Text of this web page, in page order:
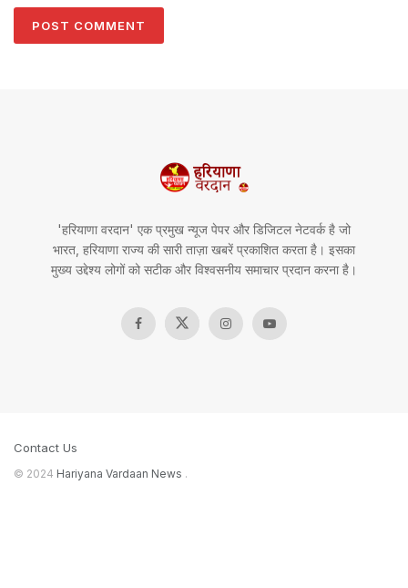
'हरियाणा वरदान' एक प्रमुख न्यूज पेपर और डिजिटल नेटवर्क है जो
भारत, हरियाणा राज्य की सारी ताज़ा खबरें प्रकाशित करता है। इसका
मुख्य उद्देश्य लोगों को सटीक और विश्वसनीय समाचार प्रदान करना है।
Contact Us
© 2024 Hariyana Vardaan News .